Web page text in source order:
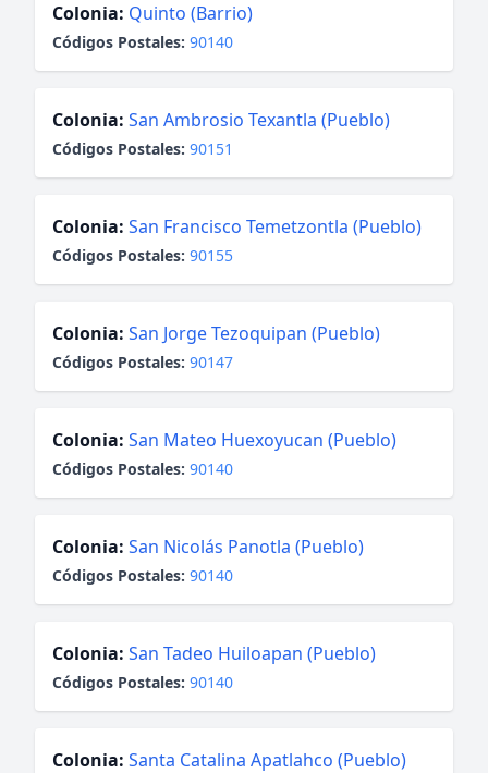
Colonia: Quinto (Barrio)
Códigos Postales: 90140
Colonia: San Ambrosio Texantla (Pueblo)
Códigos Postales: 90151
Colonia: San Francisco Temetzontla (Pueblo)
Códigos Postales: 90155
Colonia: San Jorge Tezoquipan (Pueblo)
Códigos Postales: 90147
Colonia: San Mateo Huexoyucan (Pueblo)
Códigos Postales: 90140
Colonia: San Nicolás Panotla (Pueblo)
Códigos Postales: 90140
Colonia: San Tadeo Huiloapan (Pueblo)
Códigos Postales: 90140
Colonia: Santa Catalina Apatlahco (Pueblo)